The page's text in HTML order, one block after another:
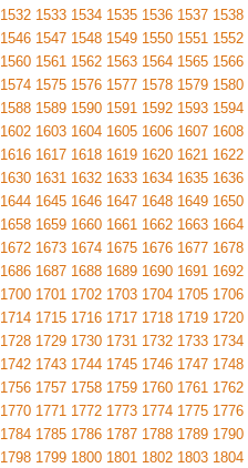
1532 1533 1534 1535 1536 1537 1538
1546 1547 1548 1549 1550 1551 1552
1560 1561 1562 1563 1564 1565 1566
1574 1575 1576 1577 1578 1579 1580
1588 1589 1590 1591 1592 1593 1594
1602 1603 1604 1605 1606 1607 1608
1616 1617 1618 1619 1620 1621 1622
1630 1631 1632 1633 1634 1635 1636
1644 1645 1646 1647 1648 1649 1650
1658 1659 1660 1661 1662 1663 1664
1672 1673 1674 1675 1676 1677 1678
1686 1687 1688 1689 1690 1691 1692
1700 1701 1702 1703 1704 1705 1706
1714 1715 1716 1717 1718 1719 1720
1728 1729 1730 1731 1732 1733 1734
1742 1743 1744 1745 1746 1747 1748
1756 1757 1758 1759 1760 1761 1762
1770 1771 1772 1773 1774 1775 1776
1784 1785 1786 1787 1788 1789 1790
1798 1799 1800 1801 1802 1803 1804